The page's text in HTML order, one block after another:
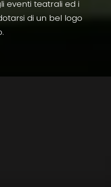
eventi teatrali ed i
di un bel logo